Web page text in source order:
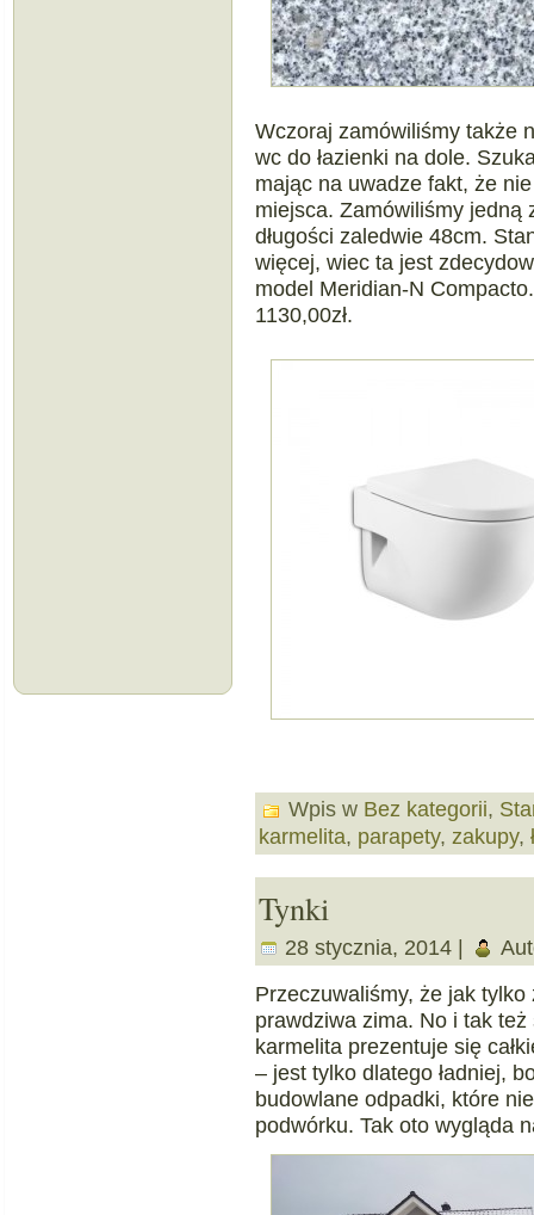
Wczoraj zamówiliśmy także
wc do łazienki na dole.
mając na uwadze fakt, że
miejsca. Zamówiliśmy jedną
długości zaledwie 48cm.
więcej, wiec ta jest
model Meridian-N
1130,00zł.
Wpis w Bez kategorii,
karmelita, parapety, zakupy,
Tynki
28 stycznia, 2014 |
Przeczuwaliśmy, że jak
prawdziwa zima. No i tak też
karmelita prezentuje się
– jest tylko dlatego ładniej,
budowlane odpadki, które
podwórku. Tak oto wygląda